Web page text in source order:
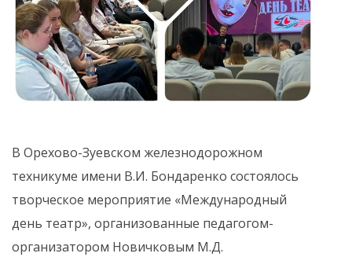
В Орехово-Зуевском железнодорожном
техникуме имени В.И. Бондаренко состоялось
творческое мероприятие «Международный
день театр», организованные педагогом-
организатором Новичковым М.Д.